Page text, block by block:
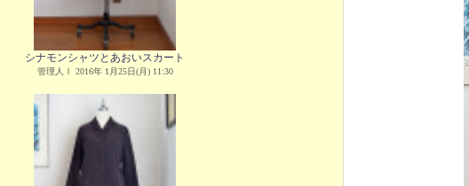
シナモンシャツとあおいスカート
管理人Ｉ 2016年 1月25日(月) 11:30